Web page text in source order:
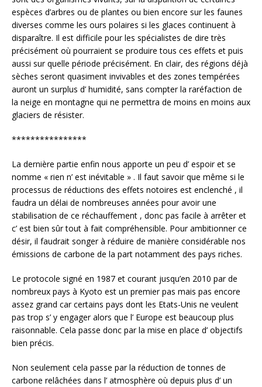
espèces d’arbres ou de plantes ou bien encore sur les faunes
diverses comme les ours polaires si les glaces continuent à
disparaître. Il est difficile pour les spécialistes de dire très
précisément où pourraient se produire tous ces effets et puis
aussi sur quelle période précisément. En clair, des régions déjà
sèches seront quasiment invivables et des zones tempérées
auront un surplus d’ humidité, sans compter la raréfaction de
la neige en montagne qui ne permettra de moins en moins aux
glaciers de résister.
****************
La dernière partie enfin nous apporte un peu d’ espoir et se
nomme « rien n’ est inévitable » . Il faut savoir que même si le
processus de réductions des effets notoires est enclenché , il
faudra un délai de nombreuses années pour avoir une
stabilisation de ce réchauffement , donc pas facile à arrêter et
c’ est bien sûr tout à fait compréhensible. Pour ambitionner ce
désir, il faudrait songer à réduire de manière considérable nos
émissions de carbone de la part notamment des pays riches.
Le protocole signé en 1987 et courant jusqu’en 2010 par de
nombreux pays à Kyoto est un premier pas mais pas encore
assez grand car certains pays dont les Etats-Unis ne veulent
pas trop s’ y engager alors que l’ Europe est beaucoup plus
raisonnable. Cela passe donc par la mise en place d’ objectifs
bien précis.
Non seulement cela passe par la réduction de tonnes de
carbone relâchées dans l’ atmosphère où depuis plus d’ un